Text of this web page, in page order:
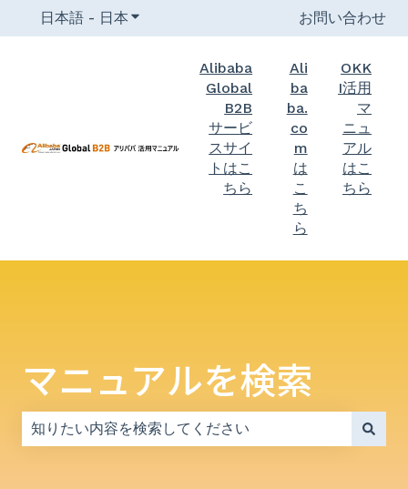
日本語 - 日本 翻訳のサブメニューを表示お問い合わせ
Alibaba
Global
B2B
サービ
スサイ
トはこ
ちら
Ali
ba
ba.
co
m
は
こ
ち
ら
OKK
I活用
マ
ニュ
アル
はこ
ちら
マニュアルを検索